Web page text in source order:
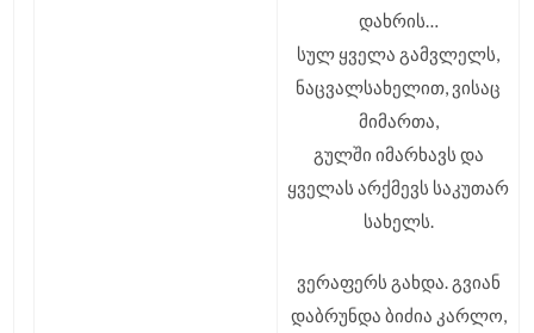
დახრის…
სულ ყველა გამვლელს,
ნაცვალსახელით, ვისაც
მიმართა,
გულში იმარხავს და
ყველას არქმევს საკუთარ
სახელს.
ვერაფერს გახდა. გვიან
დაბრუნდა ბიძია კარლო,